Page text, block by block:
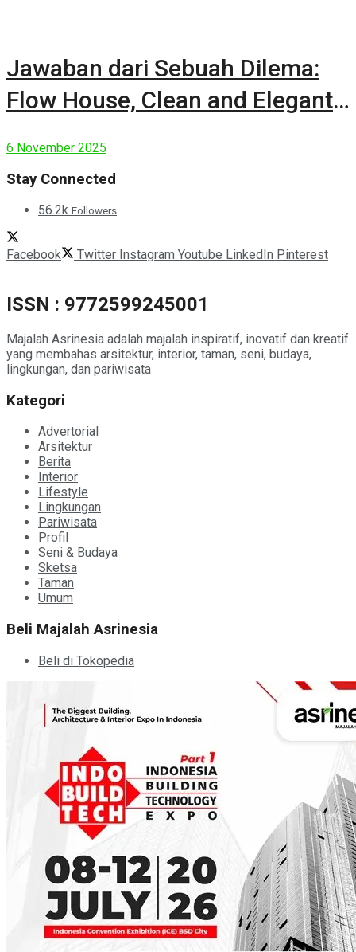
Jawaban dari Sebuah Dilema:
Flow House, Clean and Elegant
6 November 2025
Stay Connected
56.2k Followers
Facebook Twitter Instagram Youtube LinkedIn Pinterest
ISSN : 9772599245001
Majalah Asrinesia adalah majalah inspiratif, inovatif dan kreatif
yang membahas arsitektur, interior, taman, seni, budaya,
lingkungan, dan pariwisata
Kategori
Advertorial
Arsitektur
Berita
Interior
Lifestyle
Lingkungan
Pariwisata
Profil
Seni & Budaya
Sketsa
Taman
Umum
Beli Majalah Asrinesia
Beli di Tokopedia